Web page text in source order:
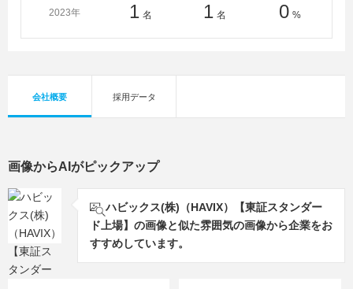
2023年 1 名 1 名 0 %
会社概要 採用データ
画像からAIがピックアップ
ハビックス(株)（HAVIX）【東証スタンダー
ド上場】の画像と似た雰囲気の画像から企業をお
すすめしています。